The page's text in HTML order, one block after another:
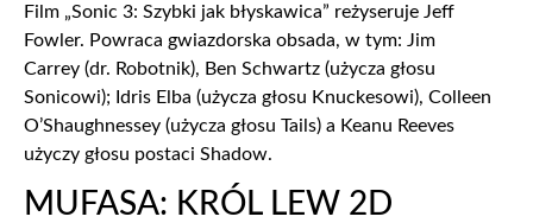
Film „Sonic 3: Szybki jak błyskawica” reżyseruje Jeff
Fowler. Powraca gwiazdorska obsada, w tym: Jim
Carrey (dr. Robotnik), Ben Schwartz (użycza głosu
Sonicowi); Idris Elba (użycza głosu Knuckesowi), Colleen
O’Shaughnessey (użycza głosu Tails) a Keanu Reeves
użyczy głosu postaci Shadow.
MUFASA: KRÓL LEW 2D